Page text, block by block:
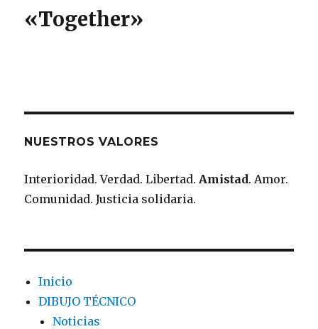
«Together»
NUESTROS VALORES
Interioridad. Verdad. Libertad. Amistad. Amor.
Comunidad. Justicia solidaria.
Inicio
DIBUJO TÉCNICO
Noticias